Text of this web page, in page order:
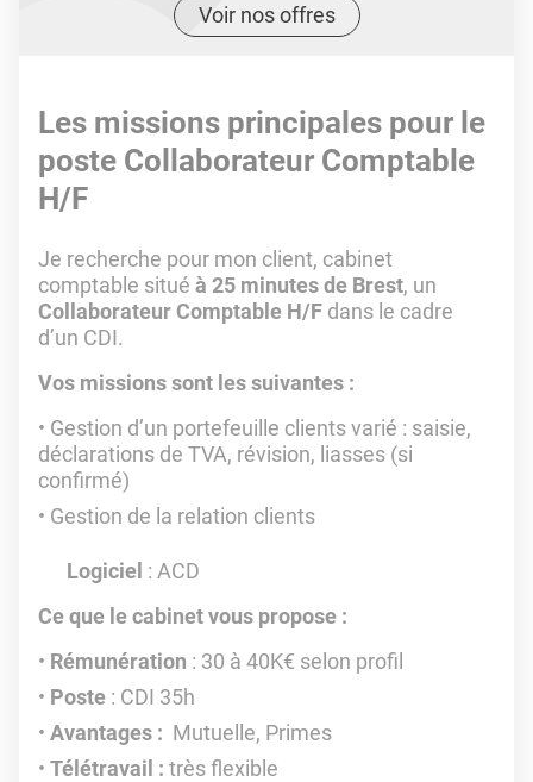
Voir nos offres
Les missions principales pour le
poste Collaborateur Comptable
H/F
Je recherche pour mon client, cabinet
comptable situé à 25 minutes de Brest, un
Collaborateur Comptable H/F dans le cadre
d’un CDI.
Vos missions sont les suivantes :
Gestion d’un portefeuille clients varié : saisie,
déclarations de TVA, révision, liasses (si
confirmé)
Gestion de la relation clients
Logiciel : ACD
Ce que le cabinet vous propose :
Rémunération : 30 à 40K€ selon profil
Poste : CDI 35h
Avantages : Mutuelle, Primes
Télétravail : très flexible